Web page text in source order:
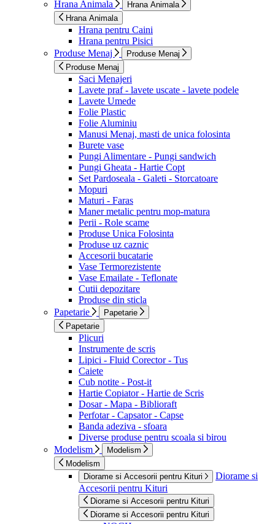
Hrana Animala
Hrana Animala
Hrana Animala
Hrana pentru Caini
Hrana pentru Pisici
Produse Menaj
Produse Menaj
Produse Menaj
Saci Menajeri
Lavete praf - lavete uscate - lavete podele
Lavete Umede
Folie Plastic
Folie Aluminiu
Manusi Menaj, masti de unica folosinta
Burete vase
Pungi Alimentare - Pungi sandwich
Pungi Gheata - Hartie Copt
Set Pardoseala - Galeti - Storcatoare
Mopuri
Maturi - Faras
Maner metalic pentru mop-matura
Perii - Role scame
Produse Unica Folosinta
Produse uz caznic
Accesorii bucatarie
Vase Termorezistente
Vase Emailate - Teflonate
Cutii depozitare
Produse din sticla
Papetarie
Papetarie
Papetarie
Plicuri
Instrumente de scris
Lipici - Fluid Corector - Tus
Caiete
Cub notite - Post-it
Hartie Copiator - Hartie de Scris
Dosar - Mapa - Biblioraft
Perfotar - Capsator - Capse
Banda adeziva - sfoara
Diverse produse pentru scoala si birou
Modelism
Modelism
Modelism
Diorame si Accesorii pentru Kituri
Diorame si
Accesorii pentru Kituri
Diorame si Accesorii pentru Kituri
Diorame si Accesorii pentru Kituri